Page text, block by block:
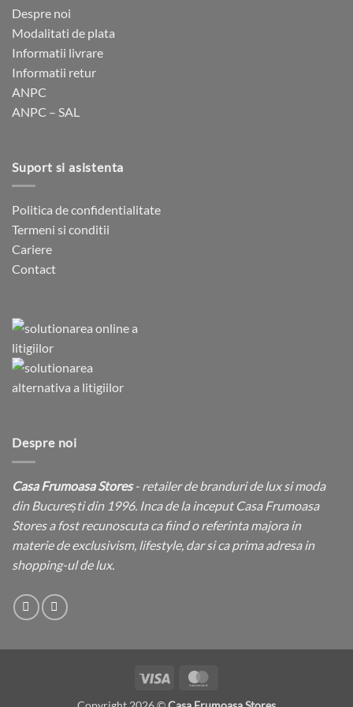
Despre noi
Modalitati de plata
Informatii livrare
Informatii retur
ANPC
ANPC – SAL
Suport si asistenta
Politica de confidentialitate
Termeni si conditii
Cariere
Contact
Despre noi
Casa Frumoasa Stores- retailer de branduri de lux si moda
din București din 1996. Inca de la inceput Casa Frumoasa
Stores a fost recunoscuta ca fiind o referinta majora in
materie de exclusivism, lifestyle, dar si ca prima adresa in
shopping-ul de lux.
Visa